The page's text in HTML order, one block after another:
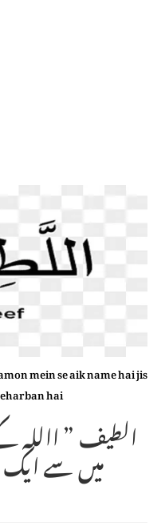
mein se aik name hai jis
hai
میں سے